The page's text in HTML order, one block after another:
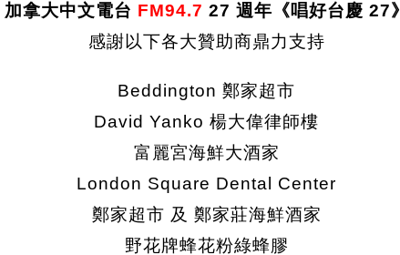
加拿大中文電台 FM94.7 27 週年《唱好台慶 27》
感謝以下各大贊助商鼎力支持
Beddington 鄭家超市
David Yanko 楊大偉律師樓
富麗宮海鮮大酒家
London Square Dental Center
鄭家超市 及 鄭家莊海鮮酒家
野花牌蜂花粉綠蜂膠